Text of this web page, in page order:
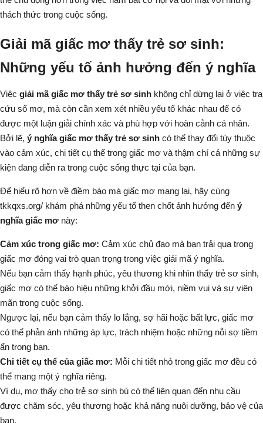
thách thức trong cuộc sống.
Giải mã giấc mơ thấy trẻ sơ sinh:
Những yếu tố ảnh hưởng đến ý nghĩa
Việc giải mã giấc mơ thấy trẻ sơ sinh không chỉ dừng lại ở việc tra
cứu sổ mơ, mà còn cần xem xét nhiều yếu tố khác nhau để có
được một luận giải chính xác và phù hợp với hoàn cảnh cá nhân.
Bởi lẽ, ý nghĩa giấc mơ thấy trẻ sơ sinh có thể thay đổi tùy thuộc
vào cảm xúc, chi tiết cụ thể trong giấc mơ và thậm chí cả những sự
kiện đang diễn ra trong cuộc sống thực tại của bạn.
Để hiểu rõ hơn về điềm báo mà giấc mơ mang lại, hãy cùng
tkkqxs.org/ khám phá những yếu tố then chốt ảnh hưởng đến ý
nghĩa giấc mơ này:
Cảm xúc trong giấc mơ: Cảm xúc chủ đạo mà bạn trải qua trong
giấc mơ đóng vai trò quan trọng trong việc giải mã ý nghĩa.
Nếu bạn cảm thấy hạnh phúc, yêu thương khi nhìn thấy trẻ sơ sinh,
giấc mơ có thể báo hiệu những khởi đầu mới, niềm vui và sự viên
mãn trong cuộc sống.
Ngược lại, nếu bạn cảm thấy lo lắng, sợ hãi hoặc bất lực, giấc mơ
có thể phản ánh những áp lực, trách nhiệm hoặc những nỗi sợ tiềm
ẩn trong bạn.
Chi tiết cụ thể của giấc mơ: Mỗi chi tiết nhỏ trong giấc mơ đều có
thể mang một ý nghĩa riêng.
Ví dụ, mơ thấy cho trẻ sơ sinh bú có thể liên quan đến nhu cầu
được chăm sóc, yêu thương hoặc khả năng nuôi dưỡng, bảo vệ của
bạn.